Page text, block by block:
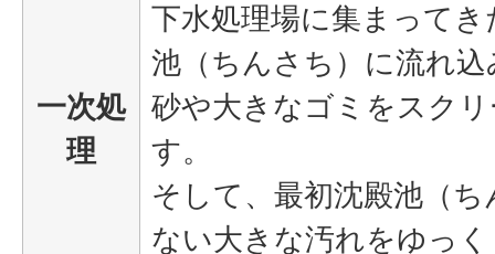
一次処
理
下水処理場に集まって
池（ちんさち）に流れ込
砂や大きなゴミをスク
す。
そして、最初沈殿池（
ない大きな汚れをゆっ